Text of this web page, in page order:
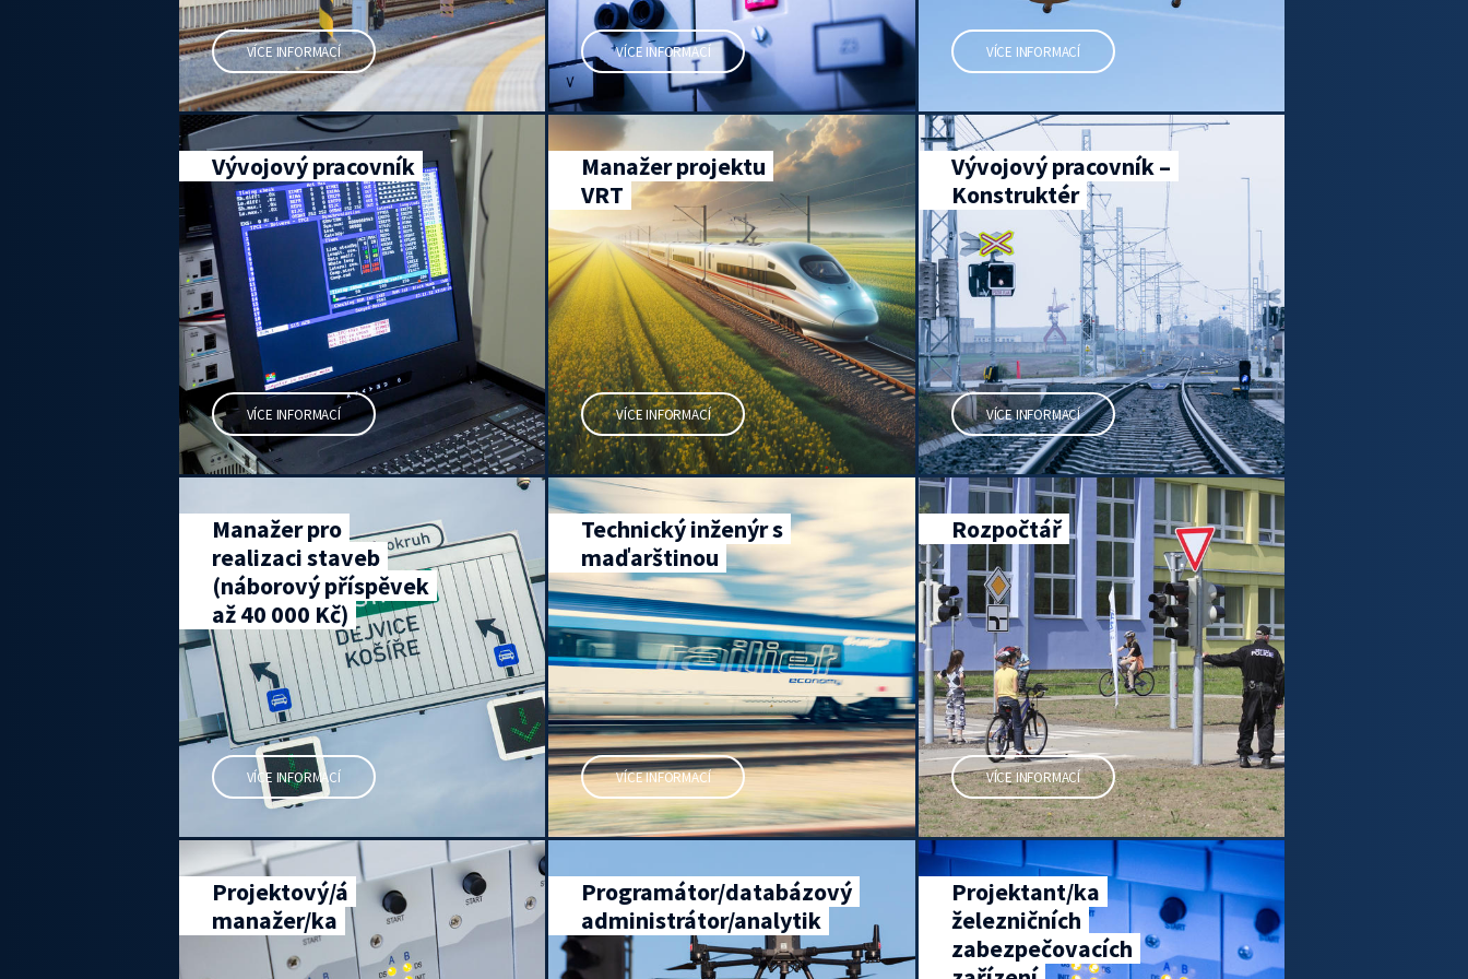
VÍCE INFORMACÍ VÍCE INFORMACÍ VÍCE INFORMACÍ
Vývojový pracovník
VÍCE INFORMACÍ
Manažer projektu
VRT
VÍCE INFORMACÍ
Vývojový pracovník –
Konstruktér
VÍCE INFORMACÍ
Manažer pro
realizaci staveb
(náborový příspěvek
až 40 000 Kč)
VÍCE INFORMACÍ
Technický inženýr s
maďarštinou
VÍCE INFORMACÍ
Rozpočtář
VÍCE INFORMACÍ
Projektový/á
manažer/ka
Programátor/databázový
administrátor/analytik
Projektant/ka
železničních
zabezpečovacích